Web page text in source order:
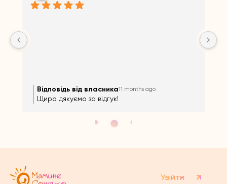
Відповідь від власника11 months ago
Щиро дякуємо за відгук!
Увійти